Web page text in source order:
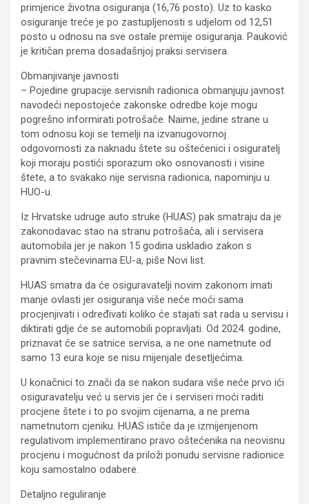
primjerice životna osiguranja (16,76 posto). Uz to kasko
osiguranje treće je po zastupljenosti s udjelom od 12,51
posto u odnosu na sve ostale premije osiguranja. Pauković
je kritičan prema dosadašnjoj praksi servisera.
Obmanjivanje javnosti
– Pojedine grupacije servisnih radionica obmanjuju javnost
navodeći nepostojeće zakonske odredbe koje mogu
pogrešno informirati potrošače. Naime, jedine strane u
tom odnosu koji se temelji na izvanugovornoj
odgovornosti za naknadu štete su oštećenici i osiguratelj
koji moraju postići sporazum oko osnovanosti i visine
štete, a to svakako nije servisna radionica, napominju u
HUO-u.
Iz Hrvatske udruge auto struke (HUAS) pak smatraju da je
zakonodavac stao na stranu potrošača, ali i servisera
automobila jer je nakon 15 godina uskladio zakon s
pravnim stečevinama EU-a, piše Novi list.
HUAS smatra da će osiguravatelji novim zakonom imati
manje ovlasti jer osiguranja više neće moći sama
procjenjivati i određivati koliko će stajati sat rada u servisu i
diktirati gdje će se automobili popravljati. Od 2024. godine,
priznavat će se satnice servisa, a ne one nametnute od
samo 13 eura koje se nisu mijenjale desetljećima.
U konačnici to znači da se nakon sudara više neće prvo ići
osiguravatelju već u servis jer će i serviseri moći raditi
procjene štete i to po svojim cijenama, a ne prema
nametnutom cjeniku. HUAS ističe da je izmijenjenom
regulativom implementirano pravo oštećenika na neovisnu
procjenu i mogućnost da priloži ponudu servisne radionice
koju samostalno odabere.
Detaljno reguliranje